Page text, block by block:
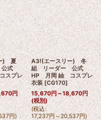
) 夏
式
スプレ
円
円)
A3!(エースリー) 冬
組 リーダー 公式
HP 月岡 紬 コスプレ
衣装 [CG170]
15,670円～18,670円
(税別)
(税込:
17,237円～20,537円)